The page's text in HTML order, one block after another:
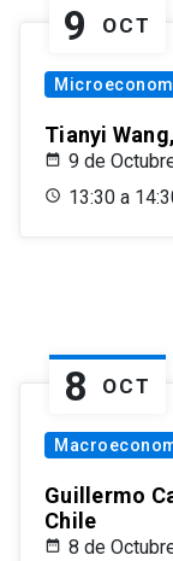
9 OCT
Tianyi
9 de
13:30 a
8 OCT
Guillermo
Chile
8 de